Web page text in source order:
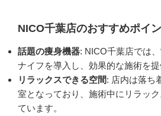
NICO千葉店のおすすめポイ
話題の痩身機器: NICO千葉店では
ナイフを導入し、効果的な施術を提
リラックスできる空間: 店内は落ち
室となっており、施術中にリラッ
ています。